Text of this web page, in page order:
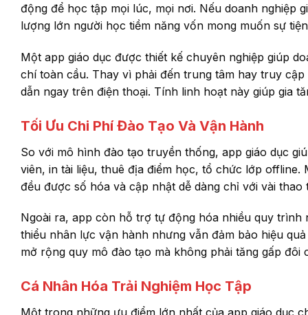
động để học tập mọi lúc, mọi nơi. Nếu doanh nghiệp
lượng lớn người học tiềm năng vốn mong muốn sự
Một app giáo dục được thiết kế chuyên nghiệp giúp
chí toàn cầu. Thay vì phải đến trung tâm hay truy
dẫn ngay trên điện thoại. Tính linh hoạt này giúp gia
Tối Ưu Chi Phí Đào Tạo Và Vận Hành
So với mô hình đào tạo truyền thống, app giáo dục
viên, in tài liệu, thuê địa điểm học, tổ chức lớp offline.
đều được số hóa và cập nhật dễ dàng chỉ với vài thao
Ngoài ra, app còn hỗ trợ tự động hóa nhiều quy
thiểu nhân lực vận hành nhưng vẫn đảm bảo hiệu
mở rộng quy mô đào tạo mà không phải tăng gấp đôi
Cá Nhân Hóa Trải Nghiệm Học Tập